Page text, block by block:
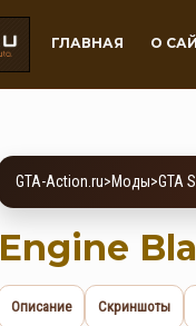
ГЛАВНАЯ О
GTA-Action.ru>Моды>GTA
Engine
Описание Скриншоты